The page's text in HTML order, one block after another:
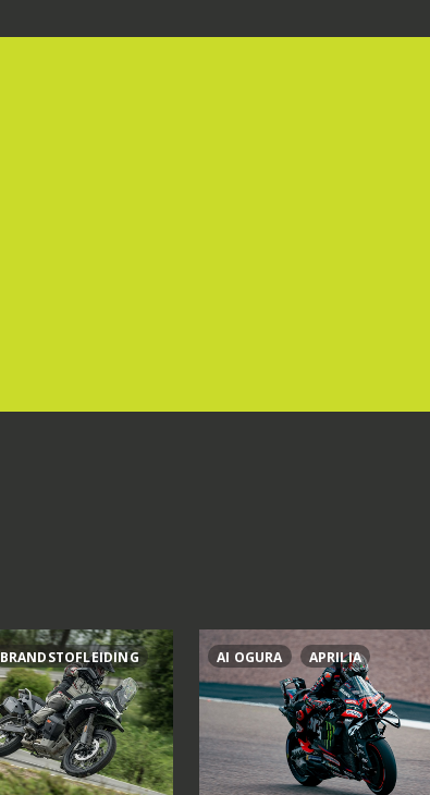
BRANDSTOFLEIDING AI OGURA APRILIA